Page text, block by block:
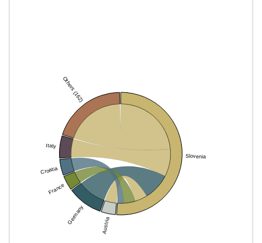
Slovenia
Austria
Germany
France
Croatia
Italy
Others (162)